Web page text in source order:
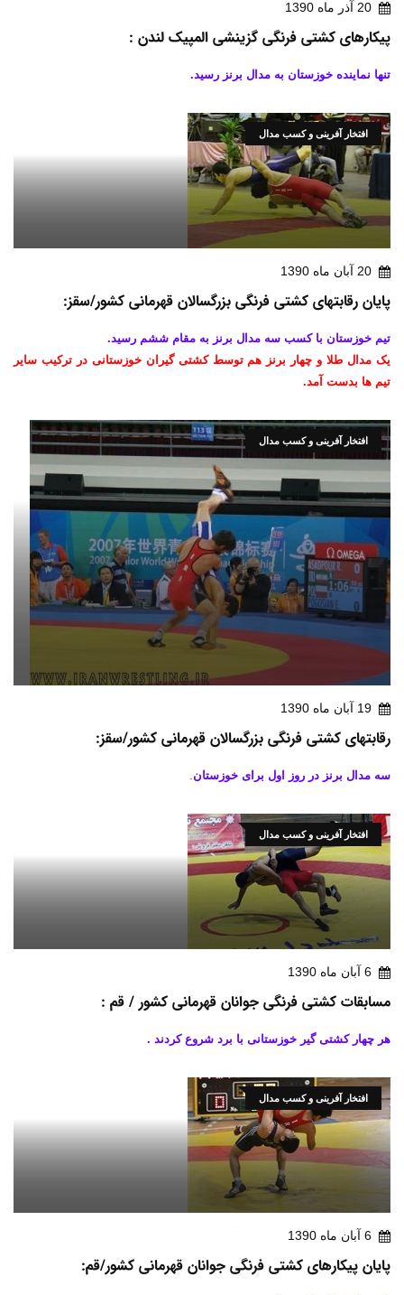
20 آذر ماه 1390
پیکارهای کشتی فرنگی گزینشی المپیک لندن :
تنها نماینده خوزستان به مدال برنز رسید.
افتخار آفرینی و کسب مدال
20 آبان ماه 1390
پایان رقابتهای کشتی فرنگی بزرگسالان قهرمانی کشور/سقز:
تیم خوزستان با کسب سه مدال برنز به مقام ششم رسید.
یک مدال طلا و چهار برنز هم توسط کشتی گیران خوزستانی در ترکیب سایر
تیم ها بدست آمد.
افتخار آفرینی و کسب مدال
19 آبان ماه 1390
رقابتهای کشتی فرنگی بزرگسالان قهرمانی کشور/سقز:
سه مدال برنز در روز اول برای خوزستان
افتخار آفرینی و کسب مدال
6 آبان ماه 1390
مسابقات کشتی فرنگی جوانان قهرمانی کشور / قم :
هر چهار کشتی گیر خوزستانی با برد شروع کردند .
افتخار آفرینی و کسب مدال
6 آبان ماه 1390
پایان پیکارهای کشتی فرنگی جوانان قهرمانی کشور/قم: